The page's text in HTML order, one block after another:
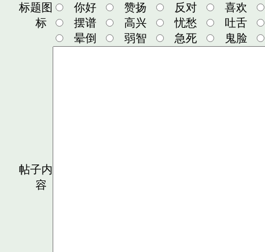
标题图
标
你好
赞扬 反对
喜欢
摆谱
高兴 忧愁
吐舌
晕倒
弱智 急死 鬼脸
帖子内
容